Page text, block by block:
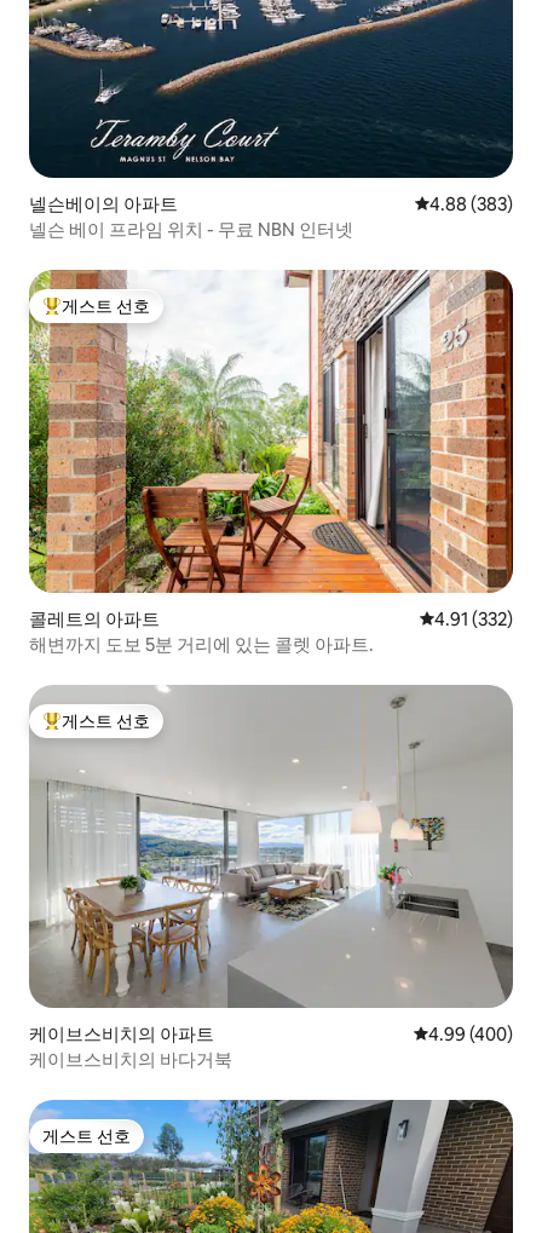
넬슨베이의 아파트 평점 4.88점(5
4.88 (383)
넬슨 베이 프라임 위치 - 무료 NBN 인터넷
상위 게스트 선호
게스트 선호
콜레트의 아파트 평점 4.91점(5
4.91 (332)
해변까지 도보 5분 거리에 있는 콜렛 아파트.
상위 게스트 선호
게스트 선호
케이브스비치의 아파트 평점 4.99점(5
4.99 (400)
케이브스비치의 바다거북
게스트 선호
게스트 선호